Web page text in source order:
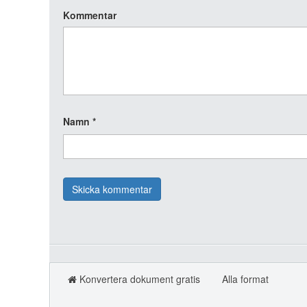
Kommentar
Namn *
Konvertera dokument gratis
Alla format